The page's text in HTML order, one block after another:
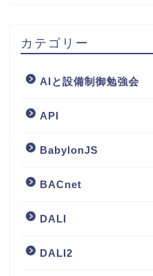
カテゴリー
AIと設備制御勉強会
API
BabylonJS
BACnet
DALI
DALI2